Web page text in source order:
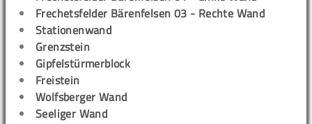
Frechetsfelder Bärenfelsen 03 - Rechte Wand
Stationenwand
Grenzstein
Gipfelstürmerblock
Freistein
Wolfsberger Wand
Seeliger Wand